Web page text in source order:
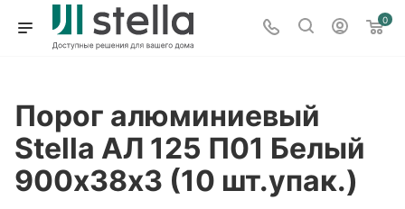
0
Порог алюминиевый
Stella АЛ 125 П01 Белый
900х38х3 (10 шт.упак.)